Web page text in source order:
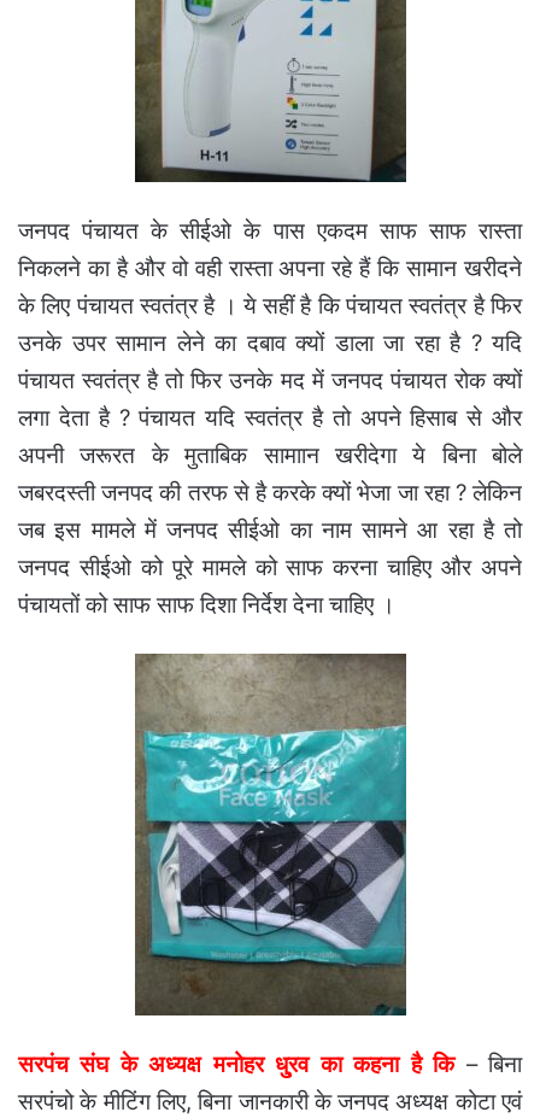
जनपद पंचायत के सीईओ के पास एकदम साफ साफ रास्ता
निकलने का है और वो वही रास्ता अपना रहे हैं कि सामान खरीदने
के लिए पंचायत स्वतंत्र है । ये सहीं है कि पंचायत स्वतंत्र है फिर
उनके उपर सामान लेने का दबाव क्यों डाला जा रहा है ? यदि
पंचायत स्वतंत्र है तो फिर उनके मद में जनपद पंचायत रोक क्यों
लगा देता है ? पंचायत यदि स्वतंत्र है तो अपने हिसाब से और
अपनी जरूरत के मुताबिक सामाान खरीदेगा ये बिना बोले
जबरदस्ती जनपद की तरफ से है करके क्यों भेजा जा रहा ? लेकिन
जब इस मामले में जनपद सीईओ का नाम सामने आ रहा है तो
जनपद सीईओ को पूरे मामले को साफ करना चाहिए और अपने
पंचायतों को साफ साफ दिशा निर्देश देना चाहिए ।
सरपंच संघ के अध्यक्ष मनोहर धु्रव का कहना है कि – बिना
सरपंचो के मीटिंग लिए, बिना जानकारी के जनपद अध्यक्ष कोटा एवं